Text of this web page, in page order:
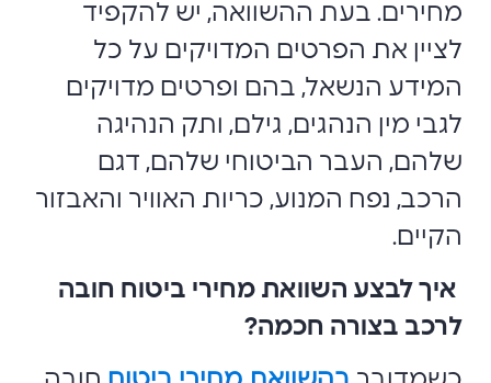
מחירים. בעת ההשוואה, יש להקפיד
לציין את הפרטים המדויקים על כל
המידע הנשאל, בהם ופרטים מדויקים
לגבי מין הנהגים, גילם, ותק הנהיגה
שלהם, העבר הביטוחי שלהם, דגם
הרכב, נפח המנוע, כריות האוויר והאבזור
הקיים.
איך לבצע השוואת מחירי ביטוח חובה
לרכב בצורה חכמה?